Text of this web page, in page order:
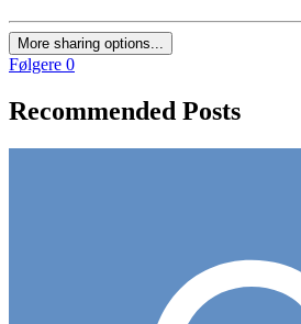
More sharing options...
Følgere 0
Recommended Posts